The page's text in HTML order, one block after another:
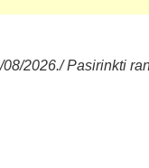
2026./ Pasirinkti